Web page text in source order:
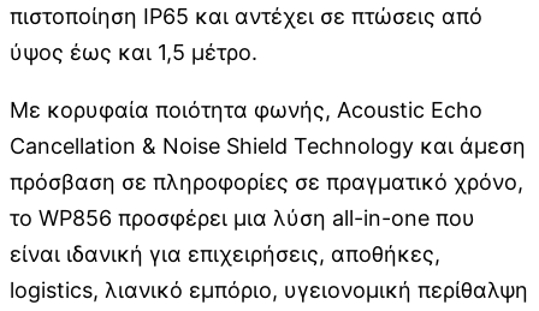
πιστοποίηση IP65 και αντέχει σε πτώσεις από
ύψος έως και 1,5 μέτρο.
Με κορυφαία ποιότητα φωνής, Acoustic Echo
Cancellation & Noise Shield Technology και άμεση
πρόσβαση σε πληροφορίες σε πραγματικό χρόνο,
το WP856 προσφέρει μια λύση all-in-one που
είναι ιδανική για επιχειρήσεις, αποθήκες,
logistics, λιανικό εμπόριο, υγειονομική περίθαλψη